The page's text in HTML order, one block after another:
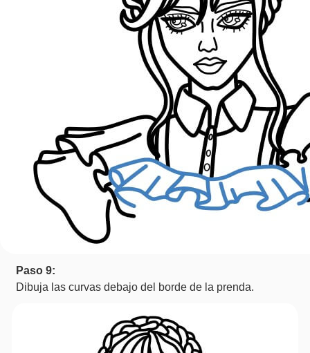
Paso 9:
Dibuja las curvas debajo del borde de la prenda.